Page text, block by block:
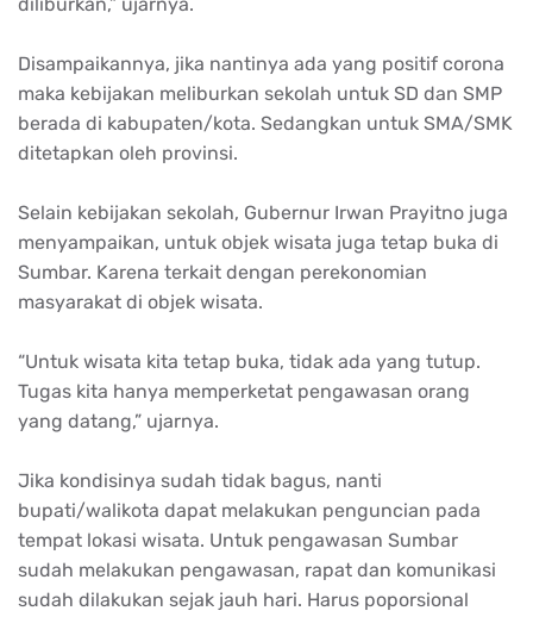
Disampaikannya, jika nantinya ada yang positif corona
maka kebijakan meliburkan sekolah untuk SD dan SMP
berada di kabupaten/kota. Sedangkan untuk SMA/SMK
ditetapkan oleh provinsi.
Selain kebijakan sekolah, Gubernur Irwan Prayitno juga
menyampaikan, untuk objek wisata juga tetap buka di
Sumbar. Karena terkait dengan perekonomian
masyarakat di objek wisata.
“Untuk wisata kita tetap buka, tidak ada yang tutup.
Tugas kita hanya memperketat pengawasan orang
yang datang,” ujarnya.
Jika kondisinya sudah tidak bagus, nanti
bupati/walikota dapat melakukan penguncian pada
tempat lokasi wisata. Untuk pengawasan Sumbar
sudah melakukan pengawasan, rapat dan komunikasi
sudah dilakukan sejak jauh hari. Harus poporsional